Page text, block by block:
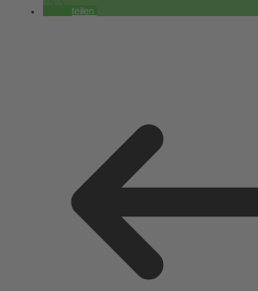
teilen